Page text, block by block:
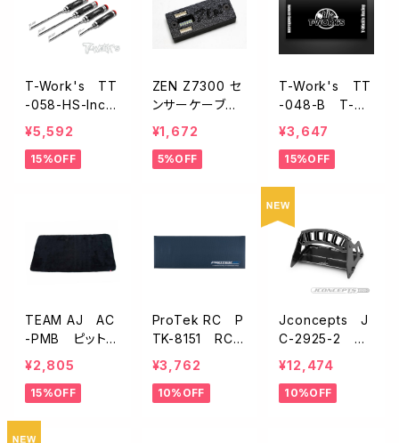
T-Work's TT
-058-HS-Inch
T-Work's六
角レンチセット
【0.05・1/16・5/
¥5,592
15%OFF
ZEN Z7300 セ
ンサーケーブル
チェッカー
¥1,672
5%OFF
T-Work's TT
-048-B T-W
ork'sピットマッ
ト・キャリースト
ラップ付【120 x
¥3,647
15%OFF
TEAM AJ AC
-PMB ピットマ
ット ブラック
【600x1200m
m】
¥2,805
15%OFF
ProTek RC P
TK-8151 RC
ピットマット【ブ
ルー/メッシュバ
ッグ付き】
¥3,762
10%OFF
Jconcepts J
C-2925-2 ツ
ールホルダー【ブ
ラック】
¥12,474
10%OFF